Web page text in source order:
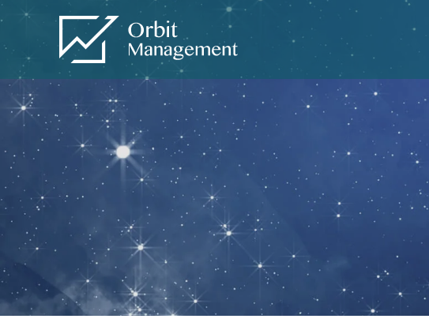
Warning : Undefined variable $text_h1 in/
content/themes/base/functions.php
on line
Orbit Management" width="226" height="60">
Service
サービス一覧
– トータルWEBマーケティン
– SEO対策
コンサルティ